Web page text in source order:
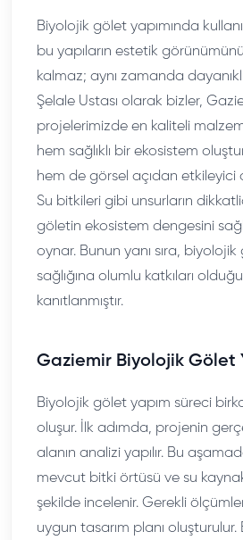
Biyolojik gölet yapımında
bu yapıların estetik
kalmaz; aynı zamanda
Şelale Ustası olarak bizler,
projelerimizde en kaliteli
hem sağlıklı bir ekosistem
hem de görsel açıdan etkileyici
Su bitkileri gibi unsurların
göletin ekosistem dengesini
oynar. Bunun yanı sıra,
sağlığına olumlu katkıları
kanıtlanmıştır.
Gaziemir Biyolojik Gölet
Biyolojik gölet yapım süreci
oluşur. İlk adımda, projenin
alanın analizi yapılır. Bu
mevcut bitki örtüsü ve su
şekilde incelenir. Gerekli
uygun tasarım planı